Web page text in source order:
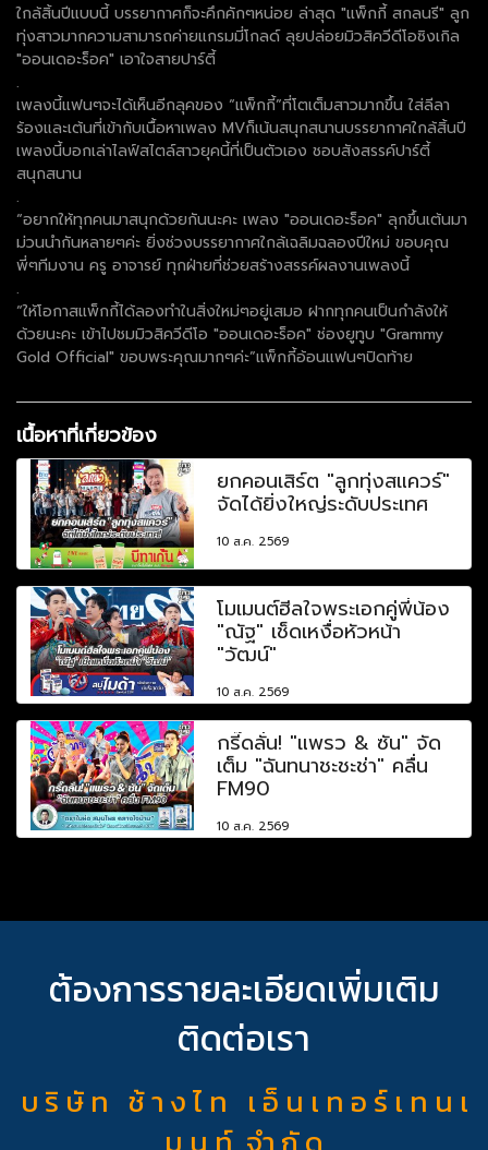
ใกล้สิ้นปีแบบนี้ บรรยากาศก็จะคึกคักๆหน่อย ล่าสุด "แพ็กกี้ สกลนรี" ลูก
ทุ่งสาวมากความสามารถค่ายแกรมมี่โกลด์ ลุยปล่อยมิวสิควีดีโอซิงเกิล
"ออนเดอะร็อค" เอาใจสายปาร์ตี้
.
เพลงนี้แฟนๆจะได้เห็นอีกลุคของ “แพ็กกี้”ที่โตเต็มสาวมากขึ้น ใส่ลีลา
ร้องและเต้นที่เข้ากับเนื้อหาเพลง MVก็เน้นสนุกสนานบรรยากาศใกล้สิ้นปี
เพลงนี้บอกเล่าไลฟ์สไตล์สาวยุคนี้ที่เป็นตัวเอง ชอบสังสรรค์ปาร์ตี้
สนุกสนาน
.
“อยากให้ทุกคนมาสนุกด้วยกันนะคะ เพลง "ออนเดอะร็อค" ลุกขึ้นเต้นมา
ม่วนนำกันหลายๆค่ะ ยิ่งช่วงบรรยากาศใกล้เฉลิมฉลองปีใหม่ ขอบคุณ
พี่ๆทีมงาน ครู อาจารย์ ทุกฝ่ายที่ช่วยสร้างสรรค์ผลงานเพลงนี้
.
“ให้โอกาสแพ็กกี้ได้ลองทำในสิ่งใหม่ๆอยู่เสมอ ฝากทุกคนเป็นกำลังให้
ด้วยนะคะ เข้าไปชมมิวสิควีดีโอ "ออนเดอะร็อค" ช่องยูทูบ "Grammy
Gold Official" ขอบพระคุณมากๆค่ะ”แพ็กกี้อ้อนแฟนๆปิดท้าย
เนื้อหาที่เกี่ยวข้อง
ยกคอนเสิร์ต "ลูกทุ่งสแควร์"
จัดได้ยิ่งใหญ่ระดับประเทศ
10 ส.ค. 2569
โมเมนต์ฮีลใจพระเอกคู่พี่น้อง
"ณัฐ" เช็ดเหงื่อหัวหน้า
"วัฒน์"
10 ส.ค. 2569
กรี๊ดลั่น! "แพรว & ซัน" จัด
เต็ม "ฉันทนาชะชะช่า" คลื่น
FM90
10 ส.ค. 2569
ต้องการรายละเอียดเพิ่มเติม
ติดต่อเรา
บ ริ ษั ท ช้ า ง ไ ท เ อ็ น เ ท อ ร์ เ ท น เ
ม น ท์ จำ กั ด